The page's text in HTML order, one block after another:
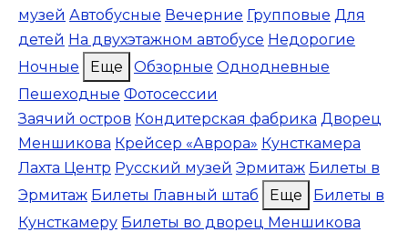
музей Автобусные Вечерние Групповые Для
детей На двухэтажном автобусе Недорогие
Ночные
Еще Обзорные Однодневные
Пешеходные Фотосессии
Заячий остров Кондитерская фабрика Дворец
Меншикова Крейсер «Аврора» Кунсткамера
Лахта Центр Русский музей Эрмитаж Билеты в
Эрмитаж Билеты Главный штаб Еще
Билеты в
Кунсткамеру Билеты во дворец Меншикова